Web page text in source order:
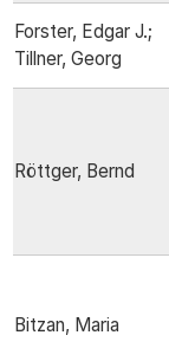
Forster, Edgar J.;
Tillner, Georg
Röttger, Bernd
Bitzan, Maria